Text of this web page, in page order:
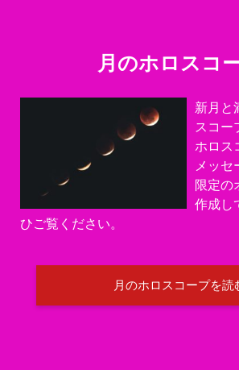
月のホロスコ
新月と
スコー
ホロス
メッセ
限定の
作成し
ひご覧ください。
月のホロスコープを読